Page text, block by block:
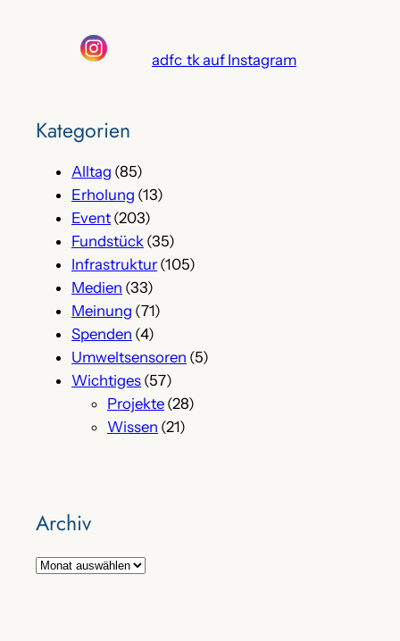
adfc_tk auf Instagram
Kategorien
Alltag (85)
Erholung (13)
Event (203)
Fundstück (35)
Infrastruktur (105)
Medien (33)
Meinung (71)
Spenden (4)
Umweltsensoren (5)
Wichtiges (57)
Projekte (28)
Wissen (21)
Archiv
A